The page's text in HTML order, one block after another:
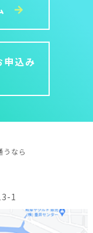
申込み
うなら
1